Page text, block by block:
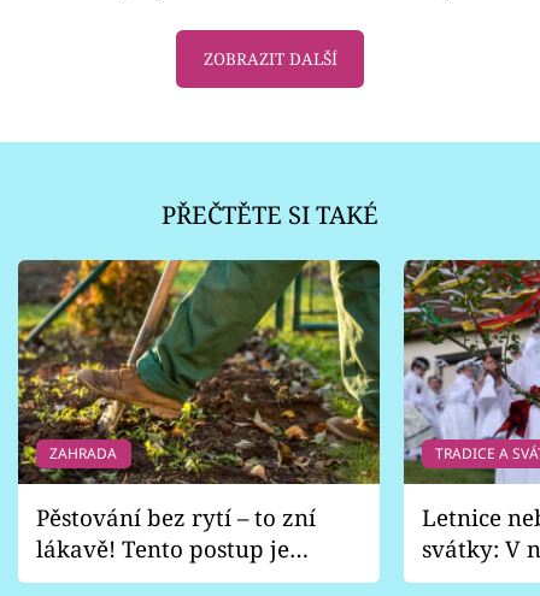
ZOBRAZIT DALŠÍ
PŘEČTĚTE SI TAKÉ
ZAHRADA
Pěstování bez rytí – to zní
lákavě! Tento postup je
vhodný jen pro některé
TRADICE A
Letnice
svátky: V
pondělí